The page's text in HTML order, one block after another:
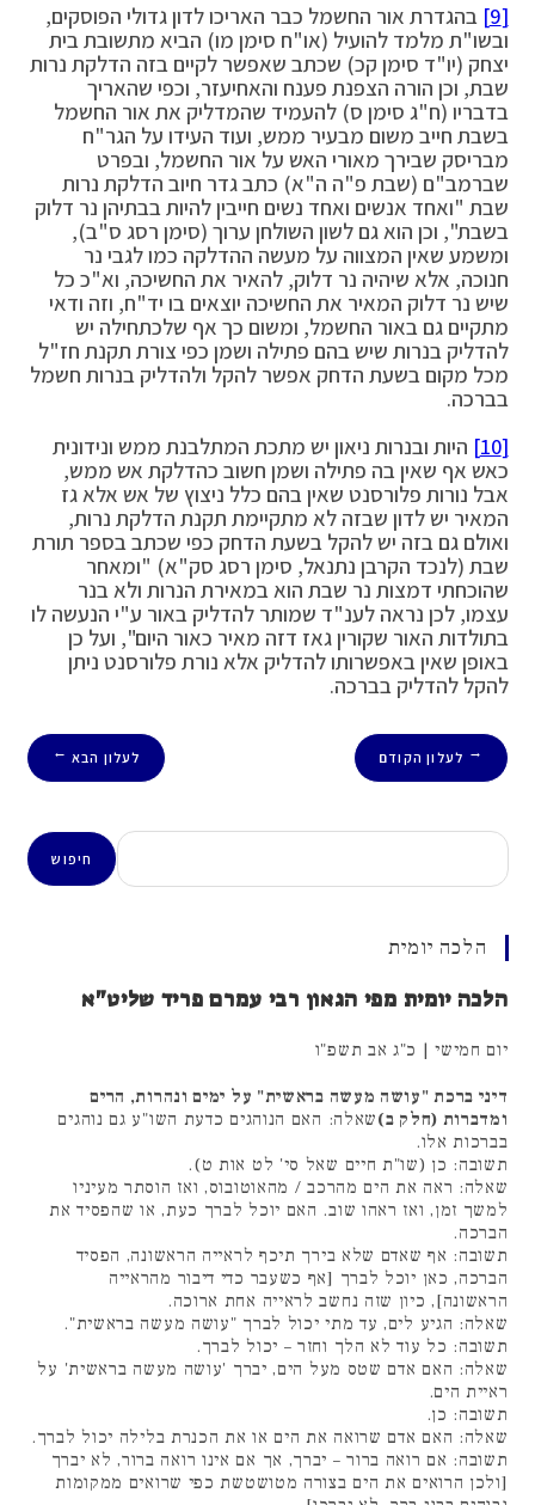
[9]
בהגדרת אור החשמל כבר האריכו לדון גדולי הפוסקים,
ובשו"ת מלמד להועיל (או"ח סימן מו) הביא מתשובת בית
יצחק (יו"ד סימן קכ) שכתב שאפשר לקיים בזה הדלקת נרות
שבת, וכן הורה הצפנת פענח והאחיעזר, וכפי שהאריך
בדבריו (ח"ג סימן ס) להעמיד שהמדליק את אור החשמל
בשבת חייב משום מבעיר ממש, ועוד העידו על הגר"ח
מבריסק שבירך מאורי האש על אור החשמל, ובפרט
שברמב"ם (שבת פ"ה ה"א) כתב גדר חיוב הדלקת נרות
שבת "ואחד אנשים ואחד נשים חייבין להיות בבתיהן נר דלוק
בשבת", וכן הוא גם לשון השולחן ערוך (סימן רסג ס"ב),
ומשמע שאין המצווה על מעשה ההדלקה כמו לגבי נר
חנוכה, אלא שיהיה נר דלוק, להאיר את החשיכה, וא"כ כל
שיש נר דלוק המאיר את החשיכה יוצאים בו יד"ח, וזה ודאי
מתקיים גם באור החשמל, ומשום כך אף שלכתחילה יש
להדליק בנרות שיש בהם פתילה ושמן כפי צורת תקנת חז"ל
מכל מקום בשעת הדחק אפשר להקל ולהדליק בנרות חשמל
בברכה.
[10]
היות ובנרות ניאון יש מתכת המתלבנת ממש ונידונית
כאש אף שאין בה פתילה ושמן חשוב כהדלקת אש ממש,
אבל נורות פלורסנט שאין בהם כלל ניצוץ של אש אלא גז
המאיר יש לדון שבזה לא מתקיימת תקנת הדלקת נרות,
ואולם גם בזה יש להקל בשעת הדחק כפי שכתב בספר תורת
שבת (לנכד הקרבן נתנאל, סימן רסג סק"א) "ומאחר
שהוכחתי דמצות נר שבת הוא במאירת הנרות ולא בנר
עצמו, לכן נראה לענ"ד שמותר להדליק באור ע"י הנעשה לו
בתולדות האור שקורין גאז דזה מאיר כאור היום", ועל כן
באופן שאין באפשרותו להדליק אלא נורת פלורסנט ניתן
להקל להדליק בברכה.
← לעלון הקודם לעלון הבא →
חיפוש
חיפוש
הלכה יומית
הלכה יומית מפי הגאון רבי עמרם פריד שליט"א
יום חמישי | כ"ג אב תשפ"ו
דיני ברכת "עושה מעשה בראשית" על ימים ונהרות, הרים
ומדברות (חלק ב)שאלה: האם הנוהגים כדעת השו"ע גם נוהגים
בברכות אלו.
תשובה: כן (שו"ת חיים שאל סי' לט אות ט).
שאלה: ראה את הים מהרכב / מהאוטובוס, ואז הוסתר מעיניו
למשך זמן, ואז ראהו שוב. האם יוכל לברך כעת, או שהפסיד את
הברכה.
תשובה: אף שאדם שלא בירך תיכף לראייה הראשונה, הפסיד
הברכה, כאן יוכל לברך [אף כשעבר כדי דיבור מהראייה
הראשונה], כיון שזה נחשב לראייה אחת ארוכה.
שאלה: הגיע לים, עד מתי יכול לברך "עושה מעשה בראשית".
תשובה: כל עוד לא הלך וחזר – יכול לברך.
שאלה: האם אדם שטס מעל הים, יברך 'עושה מעשה בראשית' על
ראיית הים.
תשובה: כן.
שאלה: האם אדם שרואה את הים או את הכנרת בלילה יכול לברך.
תשובה: אם רואה ברור – יברך, אך אם אינו רואה ברור, לא יברך
[ולכן הרואים את הים בצורה מטושטשת כפי שרואים ממקומות